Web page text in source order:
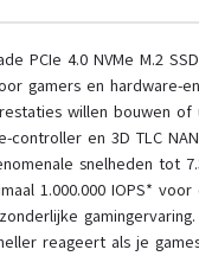
PCIe 4.0 NVMe M.2
gamers en hardware-
willen bouwen of
controller en 3D TLC
snelheden tot
1.000.000 IOPS*
reageert als je